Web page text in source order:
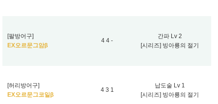
[팔방어구]
EX오르문그암β
4 4 -
간파 Lv 2
[시리즈] 빙아룡의 절기
[허리방어구]
EX오르문그코일β
4 3 1
납도술 Lv 1
[시리즈] 빙아룡의 절기